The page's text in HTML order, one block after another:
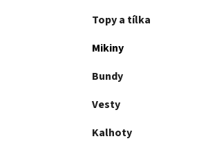
Topy a tílka
Mikiny
Bundy
Vesty
Kalhoty